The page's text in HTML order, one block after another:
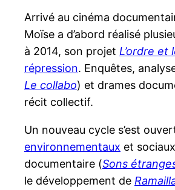
Arrivé au cinéma
Moïse a d’abord réalisé
à 2014, son projet L’ordre et
répression. Enquêtes,
Le collabo) et drames
récit collectif.
Un nouveau cycle s’est
environnementaux et
documentaire (Sons
le développement de